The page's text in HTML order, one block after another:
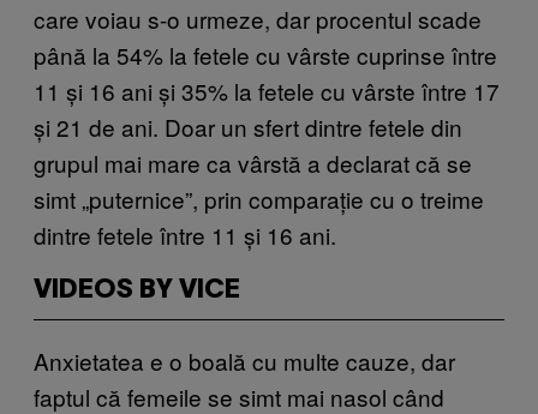
care voiau s-o urmeze, dar procentul scade
până la 54% la fetele cu vârste cuprinse între
11 și 16 ani și 35% la fetele cu vârste între 17
și 21 de ani. Doar un sfert dintre fetele din
grupul mai mare ca vârstă a declarat că se
simt „puternice”, prin comparație cu o treime
dintre fetele între 11 și 16 ani.
VIDEOS BY VICE
Anxietatea e o boală cu multe cauze, dar
faptul că femeile se simt mai nasol când